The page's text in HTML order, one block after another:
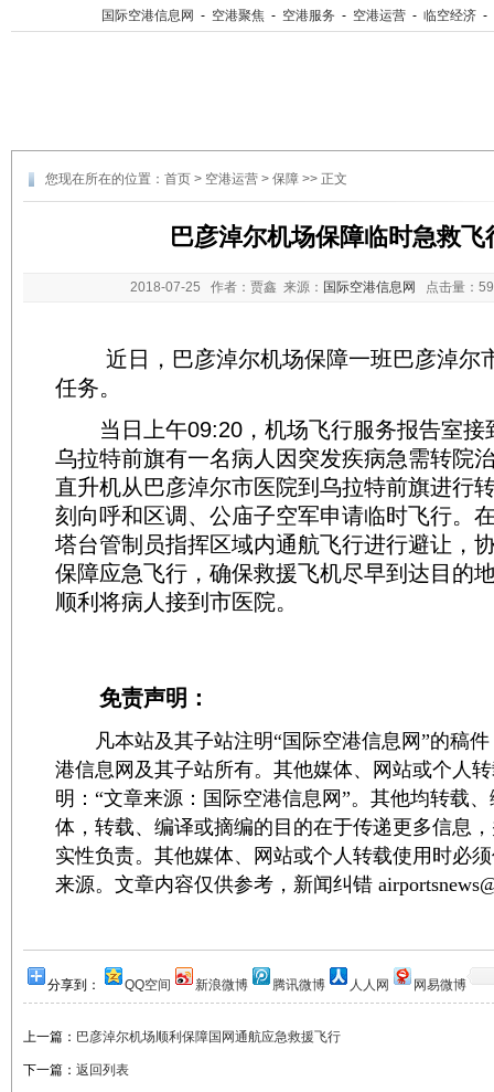
国际空港信息网 - 空港聚焦 - 空港服务 - 空港运营 - 临空经济 -
您现在所在的位置： 首页 > 空港运营 > 保障 >> 正文
巴彦淖尔机场保障临时急救飞
2018-07-25 作者：贾鑫 来源： 国际空港信息网 点击量：
近日，巴彦淖尔机场保障一班巴彦淖尔
任务。
当日上午09:20，机场飞行服务报告室接
乌拉特前旗有一名病人因突发疾病急需转院
直升机从巴彦淖尔市医院到乌拉特前旗进行
刻向呼和区调、公庙子空军申请临时飞行。
塔台管制员指挥区域内通航飞行进行避让，
保障应急飞行，确保救援飞机尽早到达目的
顺利将病人接到市医院。
免责声明：
凡本站及其子站注明“国际空港信息网”的稿件
港信息网及其子站所有。其他媒体、网站或个人
明：“文章来源：国际空港信息网”。其他均转载
体，转载、编译或摘编的目的在于传递更多信息
实性负责。其他媒体、网站或个人转载使用时必
来源。文章内容仅供参考，新闻纠错
分享到： QQ空间 新浪微博 腾讯微博 人人网 网易微博
上一篇： 巴彦淖尔机场顺利保障国网通航应急救援飞行
下一篇： 返回列表